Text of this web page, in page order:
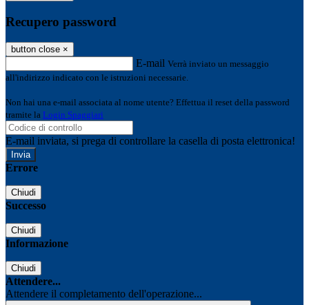
Recupero password
button close ×
E-mail Verrà inviato un messaggio
all'indirizzo indicato con le istruzioni necessarie.
Non hai una e-mail associata al nome utente? Effettua il reset della password
tramite la Login Spaggiari
E-mail inviata, si prega di controllare la casella di posta elettronica!
Errore
Chiudi
Successo
Chiudi
Informazione
Chiudi
Attendere...
Attendere il completamento dell'operazione...